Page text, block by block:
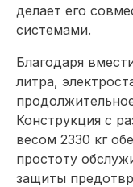
делает его
системами.
Благодаря
литра,
Конструкция с
весом 2330 кг
простоту
защиты